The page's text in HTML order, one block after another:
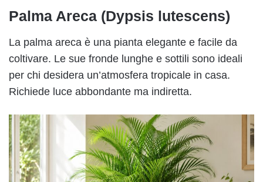
Palma Areca (Dypsis lutescens)
La palma areca è una pianta elegante e facile da
coltivare. Le sue fronde lunghe e sottili sono ideali
per chi desidera un’atmosfera tropicale in casa.
Richiede luce abbondante ma indiretta.